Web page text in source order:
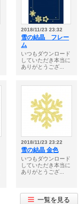
2018/11/23 23:32
雪の結晶 フレー
ム
いつもダウンロード
していただき本当に
ありがとうござ...
2018/11/23 23:22
雪の結晶 金色
いつもダウンロード
していただき本当に
ありがとうござ...
一覧を見る